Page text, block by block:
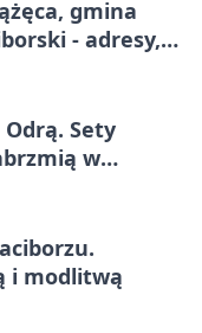
gmina
- adresy,
Sety
w
i modlitwą